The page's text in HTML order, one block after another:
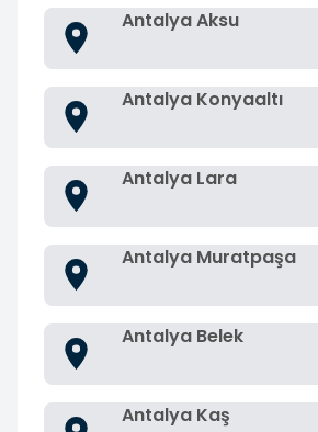
Antalya Aksu
Antalya Konyaaltı
Antalya Lara
Antalya Muratpaşa
Antalya Belek
Antalya Kaş